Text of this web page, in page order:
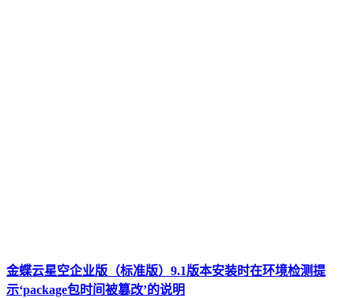
金蝶云星空企业版（标准版）9.1版本安装时在环境检测提
示‘package包时间被篡改’的说明